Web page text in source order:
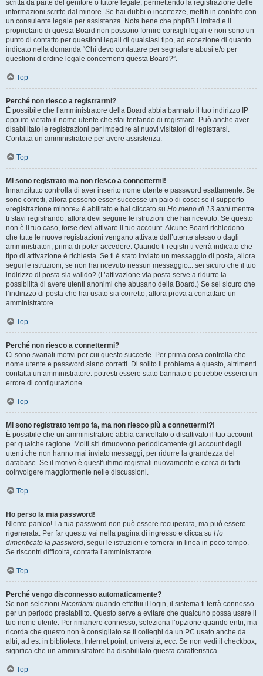
scritta da parte del genitore o tutore legale, permettendo la registrazione delle
informazioni scritte dal minore. Se hai dubbi o incertezze, mettiti in contatto con
un consulente legale per assistenza. Nota bene che phpBB Limited e il
proprietario di questa Board non possono fornire consigli legali e non sono un
punto di contatto per questioni legali di qualsiasi tipo, ad eccezione di quanto
indicato nella domanda “Chi devo contattare per segnalare abusi e/o per
questioni d’ordine legale concernenti questa Board?”.
Top
Perché non riesco a registrarmi?
È possibile che l’amministratore della Board abbia bannato il tuo indirizzo IP
oppure vietato il nome utente che stai tentando di registrare. Può anche aver
disabilitato le registrazioni per impedire ai nuovi visitatori di registrarsi.
Contatta un amministratore per avere assistenza.
Top
Mi sono registrato ma non riesco a connettermi!
Innanzitutto controlla di aver inserito nome utente e password esattamente. Se
sono corretti, allora possono esser successe un paio di cose: se il supporto
«registrazione minore» è abilitato e hai cliccato su Ho meno di 13 anni mentre
ti stavi registrando, allora devi seguire le istruzioni che hai ricevuto. Se questo
non è il tuo caso, forse devi attivare il tuo account. Alcune Board richiedono
che tutte le nuove registrazioni vengano attivate dall’utente stesso o dagli
amministratori, prima di poter accedere. Quando ti registri ti verrà indicato che
tipo di attivazione è richiesta. Se ti è stato inviato un messaggio di posta, allora
segui le istruzioni; se non hai ricevuto nessun messaggio... sei sicuro che il tuo
indirizzo di posta sia valido? (L’attivazione via posta serve a ridurre la
possibilità di avere utenti anonimi che abusano della Board.) Se sei sicuro che
l’indirizzo di posta che hai usato sia corretto, allora prova a contattare un
amministratore.
Top
Perché non riesco a connettermi?
Ci sono svariati motivi per cui questo succede. Per prima cosa controlla che
nome utente e password siano corretti. Di solito il problema è questo, altrimenti
contatta un amministratore: potresti essere stato bannato o potrebbe esserci un
errore di configurazione.
Top
Mi sono registrato tempo fa, ma non riesco più a connettermi?!
È possibile che un amministratore abbia cancellato o disattivato il tuo account
per qualche ragione. Molti siti rimuovono periodicamente gli account degli
utenti che non hanno mai inviato messaggi, per ridurre la grandezza del
database. Se il motivo è quest’ultimo registrati nuovamente e cerca di farti
coinvolgere maggiormente nelle discussioni.
Top
Ho perso la mia password!
Niente panico! La tua password non può essere recuperata, ma può essere
rigenerata. Per far questo vai nella pagina di ingresso e clicca su Ho
dimenticato la password , segui le istruzioni e tornerai in linea in poco tempo.
Se riscontri difficoltà, contatta l’amministratore.
Top
Perché vengo disconnesso automaticamente?
Se non selezioni Ricordami quando effettui il login, il sistema ti terrà connesso
per un periodo prestabilito. Questo serve a evitare che qualcuno possa usare il
tuo nome utente. Per rimanere connesso, seleziona l’opzione quando entri, ma
ricorda che questo non è consigliato se ti colleghi da un PC usato anche da
altri, ad es. in biblioteca, Internet point, università, ecc. Se non vedi il checkbox,
significa che un amministratore ha disabilitato questa caratteristica.
Top